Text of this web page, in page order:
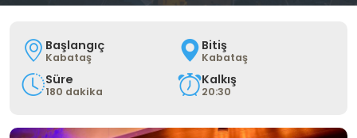
Başlangıç
Kabataş
Bitiş
Kabataş
Süre
180 dakika
Kalkış
20:30